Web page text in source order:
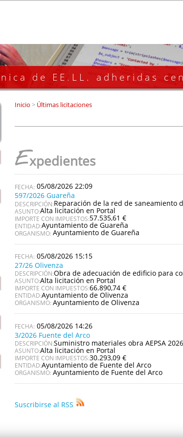
de EE.LL. adheridas
Inicio >Últimas licitaciones
Expedientes
05/08/2026 22:09
597/2026 Guareña
DESCRIPCIÓN:Reparación de la red de saneamiento
ASUNTO:Alta licitación en Portal
IMPORTE CON IMPUESTOS:57.535,61 €
ENTIDAD:Ayuntamiento de Guareña
ORGANISMO: Ayuntamiento de Guareña
05/08/2026 15:15
27/26 Olivenza
DESCRIPCIÓN:Obra de adecuación de edificio para
ASUNTO:Alta licitación en Portal
IMPORTE CON IMPUESTOS:66.890,74 €
ENTIDAD:Ayuntamiento de Olivenza
ORGANISMO: Ayuntamiento de Olivenza
05/08/2026 14:26
3/2026 Fuente del Arco
DESCRIPCIÓN:Suministro materiales obra AEPSA
ASUNTO:Alta licitación en Portal
IMPORTE CON IMPUESTOS:30.293,09 €
ENTIDAD:Ayuntamiento de Fuente del Arco
ORGANISMO: Ayuntamiento de Fuente del Arco
Suscribirse al RSS